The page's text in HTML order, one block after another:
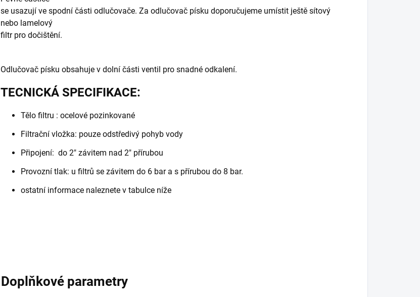
se usazují ve spodní části odlučovače. Za odlučovač písku doporučujeme umístit ještě sítový
nebo lamelový
filtr pro dočištění.
Odlučovač písku obsahuje v dolní části ventil pro snadné odkalení.
TECNICKÁ SPECIFIKACE:
Tělo filtru : ocelové pozinkované
Filtrační vložka: pouze odstředivý pohyb vody
Připojení: do 2" závitem nad 2" přírubou
Provozní tlak: u filtrů se závitem do 6 bar a s přírubou do 8 bar.
ostatní informace naleznete v tabulce níže
Doplňkové parametry